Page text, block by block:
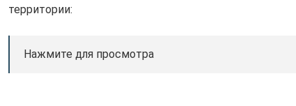
территории:
Нажмите для просмотра